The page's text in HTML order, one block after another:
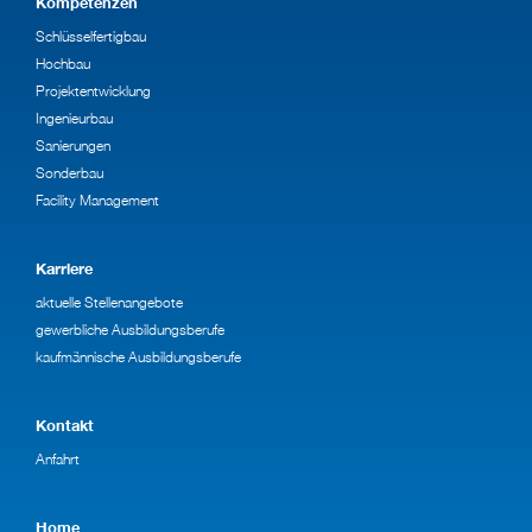
Schlüsselfertigbau
Hochbau
Projektentwicklung
Ingenieurbau
Sanierungen
Sonderbau
Facility Management
Karriere
aktuelle Stellenangebote
gewerbliche Ausbildungsberufe
kaufmännische Ausbildungsberufe
Kontakt
Anfahrt